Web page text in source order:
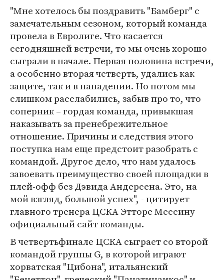
"Мне хотелось бы поздравить "Бамберг" с
замечательным сезоном, который команда
провела в Евролиге. Что касается
сегодняшней встречи, то мы очень хорошо
сыграли в начале. Первая половина встречи,
а особенно вторая четверть, удались как
защите, так и в нападении. Но потом мы
слишком расслабились, забыв про то, что
соперник – гордая команда, привыкшая
наказывать за пренебрежительное
отношение. Причины и следствия этого
поступка нам еще предстоит разобрать с
командой. Другое дело, что нам удалось
завоевать преимущество своей площадки в
плей-офф без Дэвида Андерсена. Это, на
мой взгляд, большой успех", - цитирует
главного тренера ЦСКА Этторе Мессину
официальный сайт команды.
В четвертьфинале ЦСКА сыграет со второй
командой группы G, в которой играют
хорватская "Цибона", итальянский